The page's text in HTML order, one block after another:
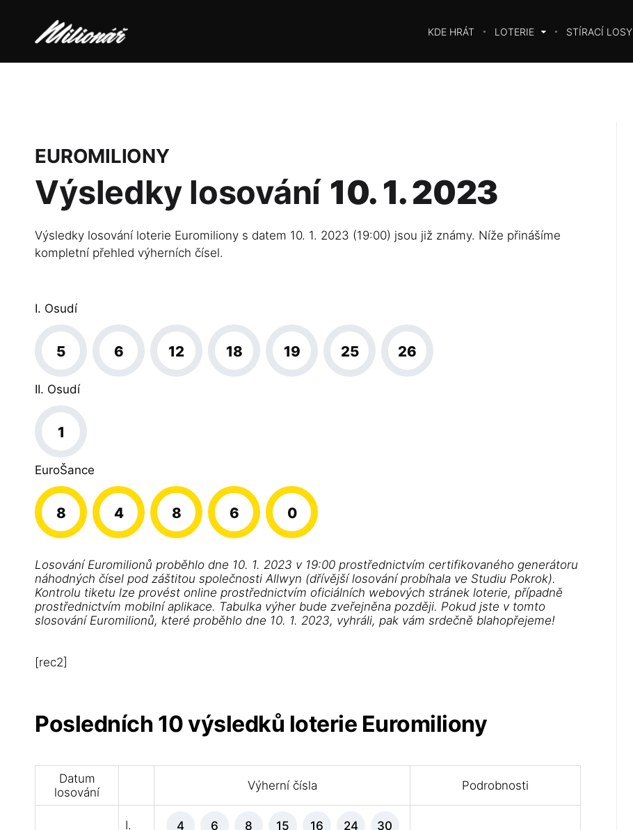
KDE HRÁT LOTERIE STÍRACÍ LOSY
EUROMILIONY
Výsledky losování 10. 1. 2023
Výsledky losování loterie Euromiliony s datem 10. 1. 2023 (19:00) jsou již známy. Níže přinášíme
kompletní přehled výherních čísel.
I. Osudí
5 6 12 18 19 25 26
II. Osudí
1
EuroŠance
8 4 8 6 0
Losování Euromilionů proběhlo dne 10. 1. 2023 v 19:00 prostřednictvím certifikovaného generátoru
náhodných čísel pod záštitou společnosti Allwyn (dřívější losování probíhala ve Studiu Pokrok).
Kontrolu tiketu lze provést online prostřednictvím oficiálních webových stránek loterie, případně
prostřednictvím mobilní aplikace. Tabulka výher bude zveřejněna později. Pokud jste v tomto
slosování Euromilionů, které proběhlo dne 10. 1. 2023, vyhráli, pak vám srdečně blahopřejeme!
[rec2]
Posledních 10 výsledků loterie Euromiliony
Datum
losování
Výherní čísla Podrobnosti
I. 4 6 8 15 16 24 30